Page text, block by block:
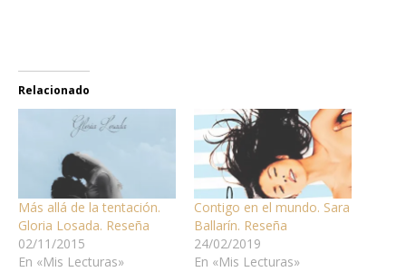
Relacionado
Más allá de la tentación.
Gloria Losada. Reseña
02/11/2015
En «Mis Lecturas»
Contigo en el mundo. Sara
Ballarín. Reseña
24/02/2019
En «Mis Lecturas»